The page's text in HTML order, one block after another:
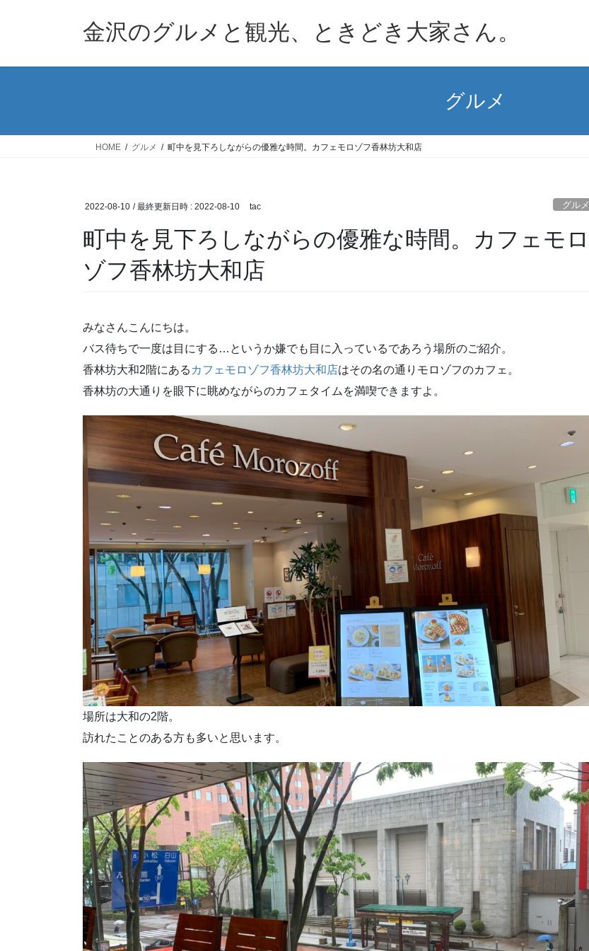
金沢のグルメと観光、ときどき大家さん。
グルメ
HOME グルメ 町中を見下ろしながらの優雅な時間。カフェモロゾフ香林坊大和店
2022-08-10 / 最終更新日時 : 2022-08-10 tac グルメ
町中を見下ろしながらの優雅な時間。カフェモロ
ゾフ香林坊大和店
みなさんこんにちは。
バス待ちで一度は目にする…というか嫌でも目に入っているであろう場所のご紹介。
香林坊大和2階にある カフェモロゾフ香林坊大和店はその名の通りモロゾフのカフェ。
香林坊の大通りを眼下に眺めながらのカフェタイムを満喫できますよ。
場所は大和の2階。
訪れたことのある方も多いと思います。